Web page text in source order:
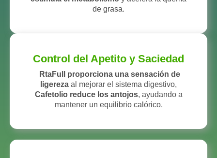
de grasa.
Control del Apetito y Saciedad
RtaFull proporciona una sensación de
ligereza al mejorar el sistema digestivo,
Cafetolio reduce los antojos, ayudando a
mantener un equilibrio calórico.